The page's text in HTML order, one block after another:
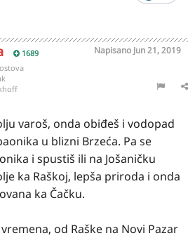
1689 Napisano Jun 21, 2019
varoš, onda obiđeš i vodopad
u blizni Brzeća. Pa se
i spustiš ili na Jošaničku
ka Raškoj, lepša priroda i onda
ka Čačku.
od Raške na Novi Pazar